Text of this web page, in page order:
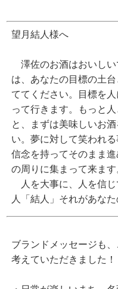
望月結人様へ
澤佐のお酒はおいしい
は、あなたの目標の土
ててください。目標を
って行きます。もっと
と、まずは美味しいお
い。夢に対して笑われ
信念を持ってそのまま
の周りに集まって来ます
人を大事に、人を信じ
人「結人」それがあなた
ブランドメッセージも
考えていただきました！